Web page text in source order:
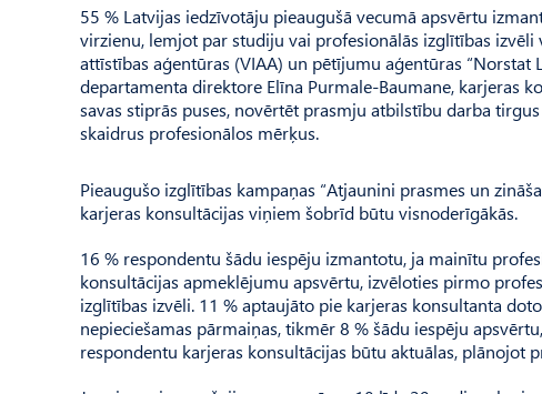
55 % Latvijas iedzīvotāju pieaugušā vecumā apsvērtu
virzienu, lemjot par studiju vai profesionālās izglītības
attīstības aģentūras (VIAA) un pētījumu aģentūras “Norstat
departamenta direktore Elīna Purmale-Baumane, karjeras
savas stiprās puses, novērtēt prasmju atbilstību darba
skaidrus profesionālos mērķus.
Pieaugušo izglītības kampaņas “Atjaunini prasmes un
karjeras konsultācijas viņiem šobrīd būtu visnoderīgākās.
16 % respondentu šādu iespēju izmantotu, ja mainītu
konsultācijas apmeklējumu apsvērtu, izvēloties pirmo
izglītības izvēli. 11 % aptaujāto pie karjeras konsultanta
nepieciešamas pārmaiņas, tikmēr 8 % šādu iespēju
respondentu karjeras konsultācijas būtu aktuālas, plānojot